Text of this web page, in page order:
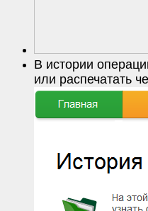
В истории
или распечатать